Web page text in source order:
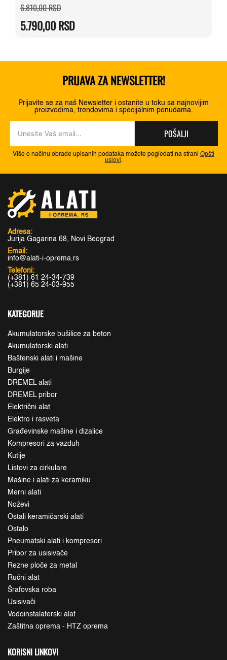
6.810,00RSDOriginalna
cena
bila:
6.810,00 RSD.
5.790,00RSD
Trenutna
cena
5.790,00 RSD.
PRIJAVA ZA NEWSLETTER!
Prijavite se za naš Newsletter i ostanite u toku sa najnovijim
proizvodima, trendovima i specijalnim ponudama.
POŠALJI
Više o načinu obrade upisanih podataka možete pogledati na strani Opšti
uslovi.
Adresa:
Jurija Gagarina 68, Novi Beograd
Email:
info@alati-i-oprema.rs
Telefoni:
(+381) 61 24-34-739
(+381) 65 24-03-955
KATEGORIJE
Akumulatorske bušilice za beton
Akumulatorski alati
Baštenski alati i mašine
Burgije
DREMEL alati
DREMEL pribor
Električni alat
Elektro i rasveta
Građevinske mašine i dizalice
Kompresori za vazduh
Kutije
Listovi za cirkulare
Mašine i alati za keramiku
Merni alati
Noževi
Ostali keramičarski alati
Ostalo
Pneumatski alati i kompresori
Pribor za usisivače
Rezne ploče za metal
Ručni alat
Šrafovska roba
Usisivači
Vodoinstalaterski alat
Zaštitna oprema - HTZ oprema
KORISNI LINKOVI